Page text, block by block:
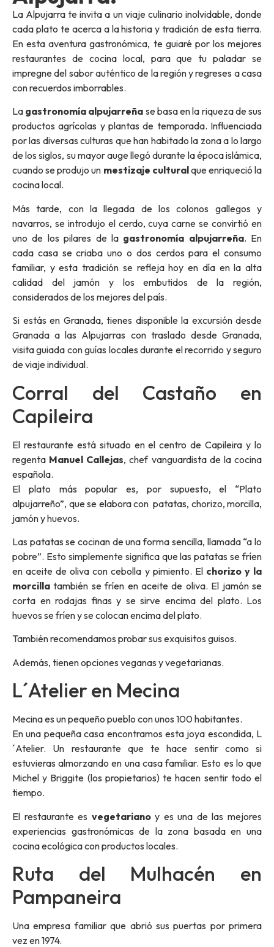
La Alpujarra te invita a un viaje culinario inolvidable, donde
cada plato te acerca a lahistoria y tradición de esta tierra.
En esta aventura gastronómica, te guiaré por los mejores
restaurantes de cocina local, para que tu paladar se
impregne del sabor auténtico de la región y regreses a casa
con recuerdos imborrables.
La gastronomía alpujarreña se basa en la riqueza de sus
productos agrícolas y plantas de temporada. Influenciada
por las diversas culturas que han habitado la zona a lo largo
de los siglos, su mayor auge llegó durante la época islámica,
cuando se produjo un mestizaje culturalque enriqueció la
cocina local.
Más tarde, con la llegada de los colonos gallegos y
navarros, se introdujo el cerdo, cuya carne se convirtió en
uno de los pilares de la gastronomía alpujarreña. En
cada casa se criaba uno o dos cerdos para el consumo
familiar, y esta tradición se refleja hoy en día en la alta
calidad del jamón y los embutidos de la región,
considerados de los mejores del país.
Si estás en Granada, tienes disponible la excursión desde
Granada a las Alpujarras con traslado desde Granada,
visita guiada con guías locales durante el recorrido y seguro
de viaje individual.
Corral del Castaño en
Capileira
El restaurante está situado en el centro de Capileira y lo
regenta Manuel Callejas, chef vanguardista de la cocina
española.
El plato más popular es, por supuesto, el “Plato
alpujarreño”, que se elabora con patatas, chorizo, morcilla,
jamón y huevos.
Las patatas se cocinan de una forma sencilla, llamada “a lo
pobre”. Esto simplemente significa que las patatas se fríen
en aceite de oliva con cebolla y pimiento. El chorizo ​​y la
morcilla también se fríen en aceite de oliva. El jamón se
corta en rodajas finas y se sirve encima del plato. Los
huevos se fríen y se colocan encima del plato.
También recomendamos probar sus exquisitos guisos.
Además, tienen opciones veganas y vegetarianas.
L´Atelier en Mecina
Mecina es un pequeño pueblo con unos 100 habitantes.
En una pequeña casa encontramos esta joya escondida, L
´Atelier. Un restaurante que te hace sentir como si
estuvieras almorzando en una casa familiar. Esto es lo que
Michel y Briggite (los propietarios) te hacen sentir todo el
tiempo.
El restaurante es vegetarianoy es una de las mejores
experiencias gastronómicas de la zona basada en una
cocina ecológica con productos locales.
Ruta del Mulhacén en
Pampaneira
Una empresa familiar que abrió sus puertas por primera
vez en 1974.